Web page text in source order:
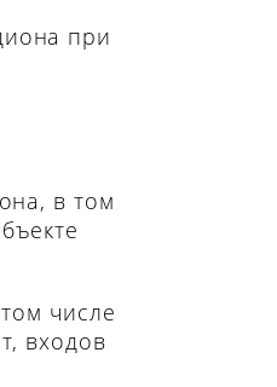
при
в том
числе
входов